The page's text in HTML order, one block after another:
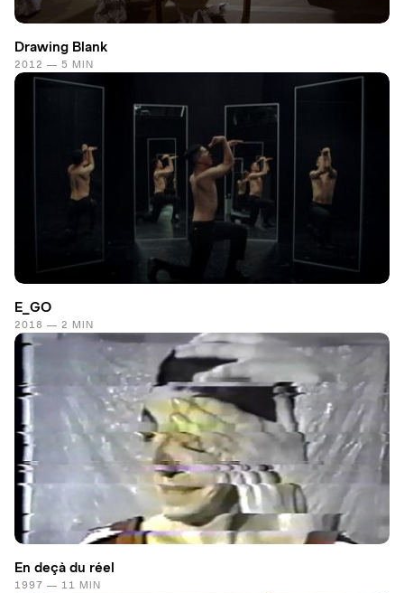
Drawing Blank
2012 — 5 MIN
E_GO
2018 — 2 MIN
En deçà du réel
1997 — 11 MIN